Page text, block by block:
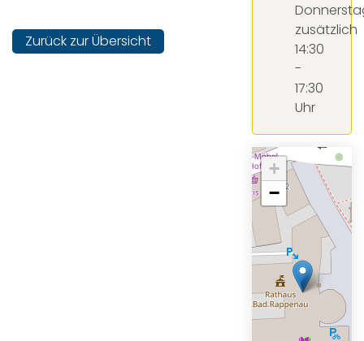
Zurück zur Übersicht
zusätzlich
14:30
-
17:30
Uhr
+
−